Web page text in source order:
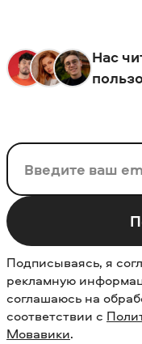
Нас
Ваш email
Подписываясь, я
рекламную
соглашаюсь на
соответствии с
Мовавики.